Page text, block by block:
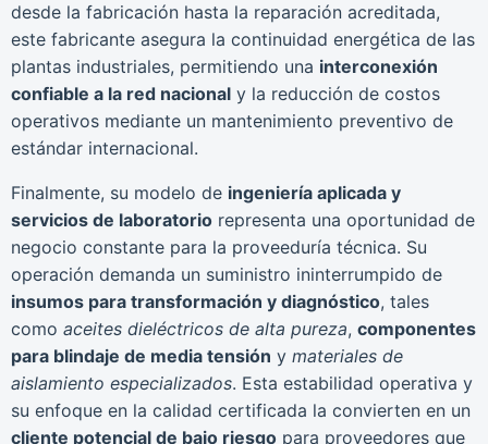
desde la fabricación hasta la reparación acreditada,
este fabricante asegura la continuidad energética de las
plantas industriales, permitiendo una interconexión
confiable a la red nacional y la reducción de costos
operativos mediante un mantenimiento preventivo de
estándar internacional.
Finalmente, su modelo de ingeniería aplicada y
servicios de laboratorio representa una oportunidad de
negocio constante para la proveeduría técnica. Su
operación demanda un suministro ininterrumpido de
insumos para transformación y diagnóstico, tales
como aceites dieléctricos de alta pureza, componentes
para blindaje de media tensión y materiales de
aislamiento especializados. Esta estabilidad operativa y
su enfoque en la calidad certificada la convierten en un
cliente potencial de bajo riesgo para proveedores que